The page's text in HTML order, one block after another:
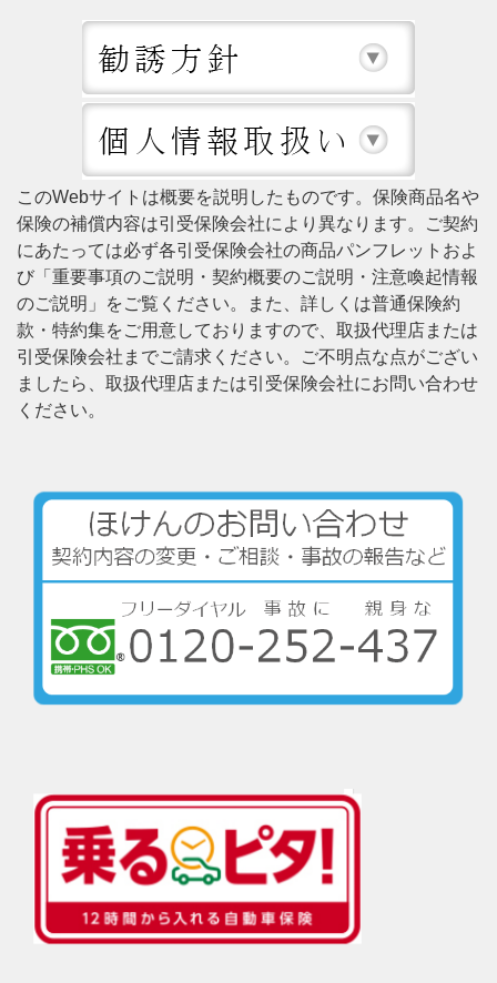
このWebサイトは概要を説明したものです。保険商品名や
保険の補償内容は引受保険会社により異なります。ご契約
にあたっては必ず各引受保険会社の商品パンフレットおよ
び「重要事項のご説明・契約概要のご説明・注意喚起情報
のご説明」をご覧ください。また、詳しくは普通保険約
款・特約集をご用意しておりますので、取扱代理店または
引受保険会社までご請求ください。ご不明点な点がござい
ましたら、取扱代理店または引受保険会社にお問い合わせ
ください。